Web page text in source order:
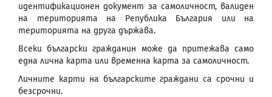
идентификационен документ за самоличност, валиден
на територията на Република България или на
територията на друга държава.
Всеки български гражданин може да притежава само
една лична карта или временна карта за самоличност.
Личните карти на българските граждани са срочни и
безсрочни.